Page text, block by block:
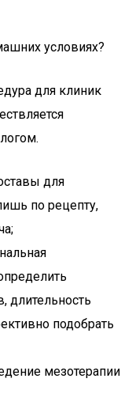
условиях?
для клиник
для
по рецепту,
длительность
подобрать
мезотерапии